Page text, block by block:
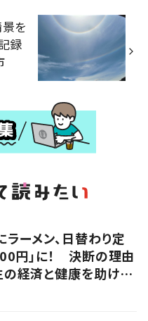
を
録
ラーメン、日替わり定
円」に！ 決断の理由
の経済と健康を助けよ